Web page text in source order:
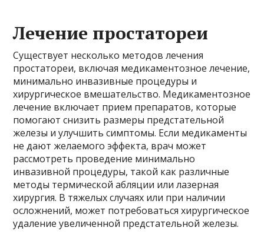
Лечение простатореи
Существует несколько методов лечения
простатореи, включая медикаментозное лечение,
минимально инвазивные процедуры и
хирургическое вмешательство. Медикаментозное
лечение включает прием препаратов, которые
помогают снизить размеры предстательной
железы и улучшить симптомы. Если медикаменты
не дают желаемого эффекта, врач может
рассмотреть проведение минимально
инвазивной процедуры, такой как различные
методы термической абляции или лазерная
хирургия. В тяжелых случаях или при наличии
осложнений, может потребоваться хирургическое
удаление увеличенной предстательной железы.